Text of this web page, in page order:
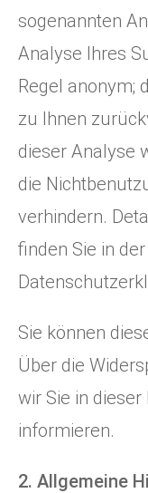
sogenannten
Analyse Ihres
Regel anonym;
zu Ihnen
dieser Analyse
die
verhindern.
finden Sie in
Sie können
Über die
wir Sie in
informieren.
2. Allgemeine